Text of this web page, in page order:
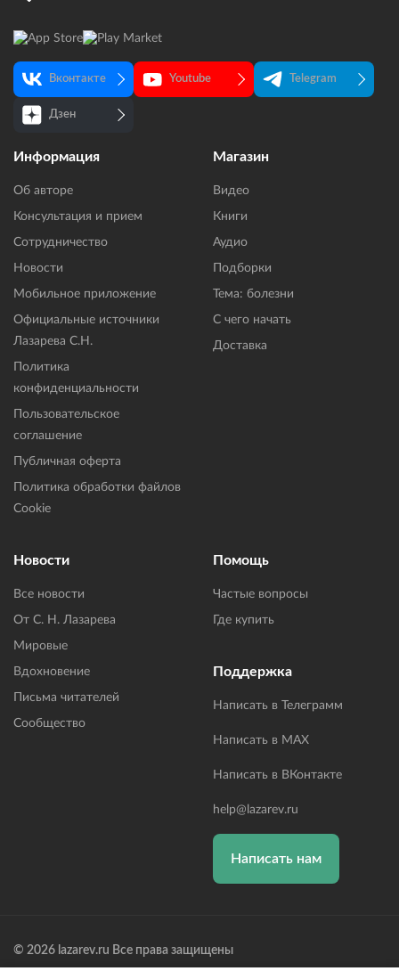
Вконтакте Youtube Telegram
Дзен
Информация
Об авторе
Консультация и прием
Сотрудничество
Новости
Мобильное приложение
Официальные источники
Лазарева С.Н.
Политика
конфиденциальности
Пользовательское
соглашение
Публичная оферта
Политика обработки файлов
Cookie
Магазин
Видео
Книги
Аудио
Подборки
Тема: болезни
С чего начать
Доставка
Новости
Все новости
От С. Н. Лазарева
Мировые
Вдохновение
Письма читателей
Сообщество
Помощь
Частые вопросы
Где купить
Поддержка
Написать в Телеграмм
Написать в MAX
Написать в ВКонтакте
help@lazarev.ru
Написать нам
© 2026 lazarev.ru Все права защищены